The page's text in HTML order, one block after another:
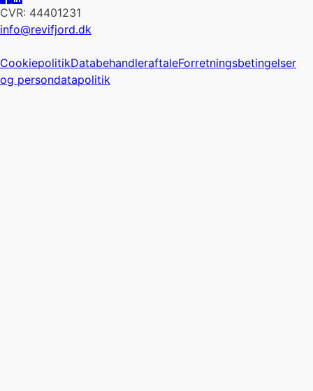
CVR: 44401231
info@revifjord.dk
CookiepolitikDatabehandleraftaleForretningsbetingelser
og persondatapolitik